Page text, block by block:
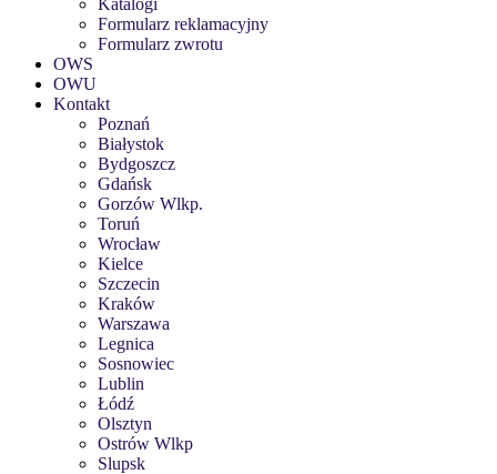
Katalogi
Formularz reklamacyjny
Formularz zwrotu
OWS
OWU
Kontakt
Poznań
Białystok
Bydgoszcz
Gdańsk
Gorzów Wlkp.
Toruń
Wrocław
Kielce
Szczecin
Kraków
Warszawa
Legnica
Sosnowiec
Lublin
Łódź
Olsztyn
Ostrów Wlkp
Slupsk